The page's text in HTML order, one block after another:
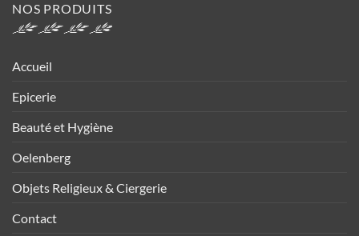
NOS PRODUITS
Accueil
Epicerie
Beauté et Hygiène
Oelenberg
Objets Religieux & Ciergerie
Contact